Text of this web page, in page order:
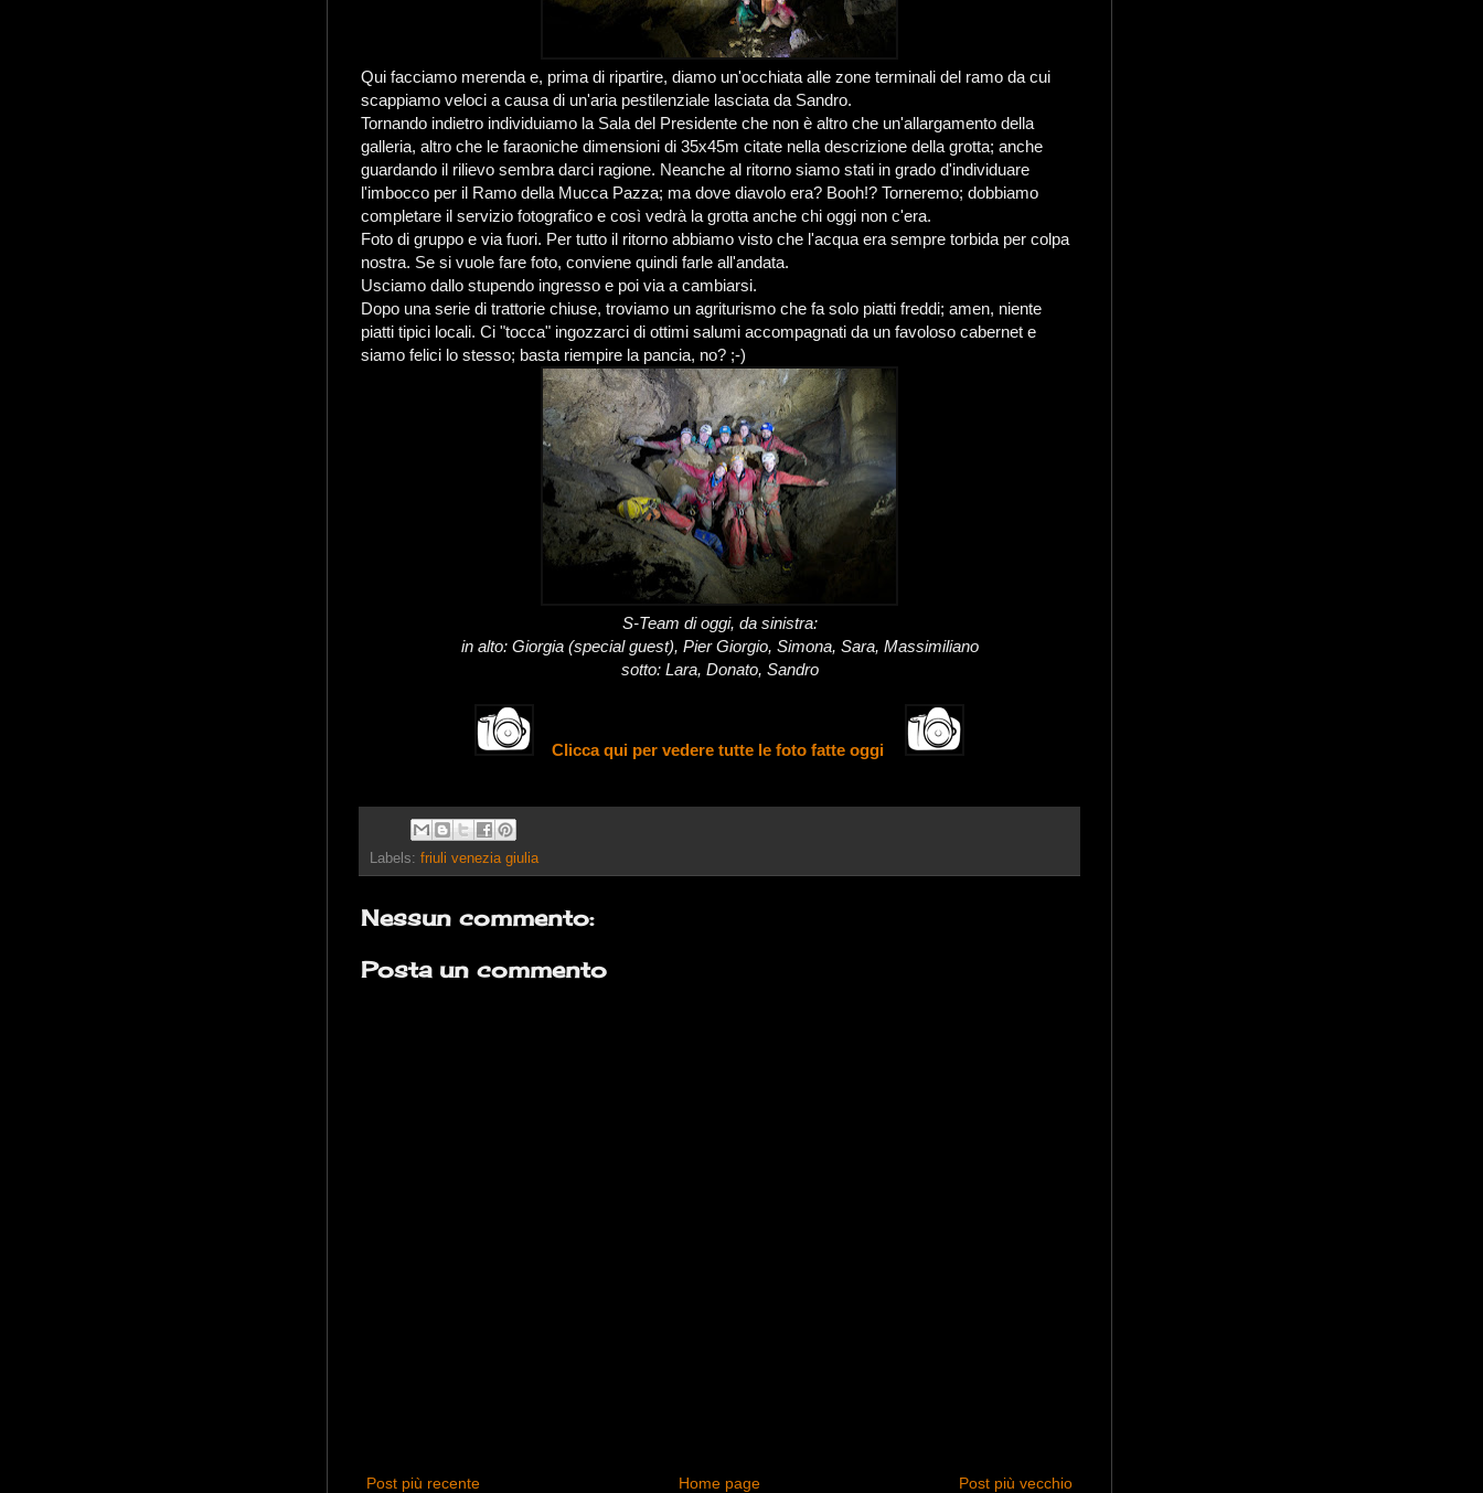
Qui facciamo merenda e, prima di ripartire, diamo un'occhiata alle zone terminali del ramo da cui
scappiamo veloci a causa di un'aria pestilenziale lasciata da Sandro.
Tornando indietro individuiamo la Sala del Presidente che non è altro che un'allargamento della
galleria, altro che le faraoniche dimensioni di 35x45m citate nella descrizione della grotta; anche
guardando il rilievo sembra darci ragione. Neanche al ritorno siamo stati in grado d'individuare
l'imbocco per il Ramo della Mucca Pazza; ma dove diavolo era? Booh!? Torneremo; dobbiamo
completare il servizio fotografico e così vedrà la grotta anche chi oggi non c'era.
Foto di gruppo e via fuori. Per tutto il ritorno abbiamo visto che l'acqua era sempre torbida per colpa
nostra. Se si vuole fare foto, conviene quindi farle all'andata.
Usciamo dallo stupendo ingresso e poi via a cambiarsi.
Dopo una serie di trattorie chiuse, troviamo un agriturismo che fa solo piatti freddi; amen, niente
piatti tipici locali. Ci "tocca" ingozzarci di ottimi salumi accompagnati da un favoloso cabernet e
siamo felici lo stesso; basta riempire la pancia, no? ;-)
S-Team di oggi, da sinistra:
in alto: Giorgia (special guest), Pier Giorgio, Simona, Sara, Massimiliano
sotto: Lara, Donato, Sandro
Clicca qui per vedere tutte le foto fatte oggi
Labels: friuli venezia giulia
Nessun commento:
Posta un commento
Post più recente Post più vecchio
Home page